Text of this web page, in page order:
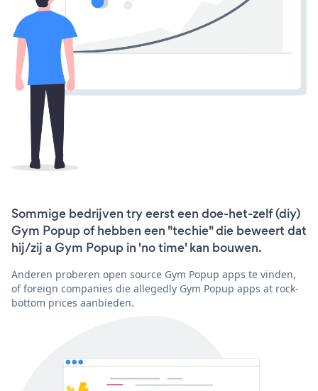
Sommige bedrijven try eerst een doe-het-zelf (diy)
Gym Popup of hebben een "techie" die beweert dat
hij/zij a Gym Popup in 'no time' kan bouwen.
Anderen proberen open source Gym Popup apps te vinden,
of foreign companies die allegedly Gym Popup apps at rock-
bottom prices aanbieden.